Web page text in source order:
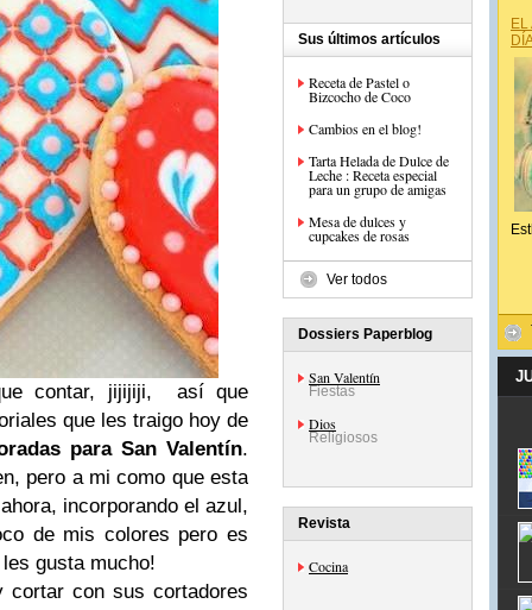
contar, jijijiji, así que
que les traigo hoy de
para San Valentín.
pero a mi como que esta
incorporando el azul,
de mis colores pero es
gusta mucho!
cortar con sus cortadores
Sus últimos artículos
Receta de Pastel o
Bizcocho de Coco
Cambios en el blog!
Tarta Helada de Dulce de
Leche : Receta especial
para un grupo de amigas
Mesa de dulces y
cupcakes de rosas
Ver todos
Dossiers Paperblog
San Valentín
Fiestas
Dios
Religiosos
Revista
Cocina